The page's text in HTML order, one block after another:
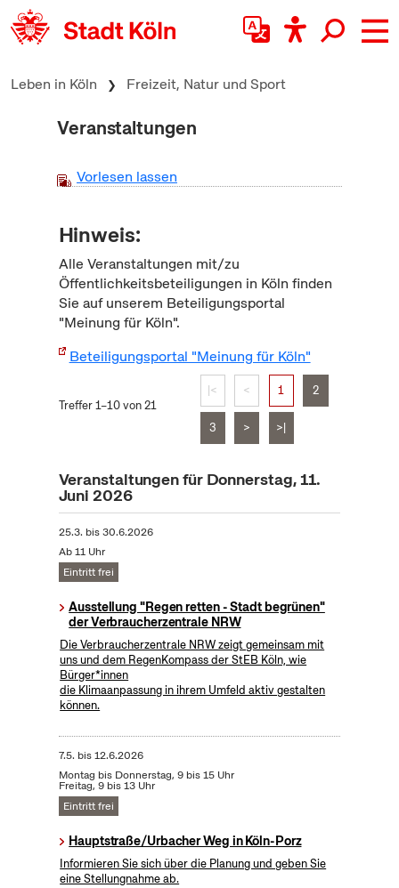
zum Inhalt springen
Leben in Köln Freizeit, Natur und Sport
Veranstaltungen
Vorlesen lassen
Hinweis:
Alle Veranstaltungen mit/zu
Öffentlichkeitsbeteiligungen in Köln finden
Sie auf unserem Beteiligungsportal
"Meinung für Köln".
Beteiligungsportal "Meinung für Köln"
Treffer 1–10 von 21
|< < 1 2
3 > >|
Veranstaltungen für Donnerstag, 11.
Juni 2026
25.3. bis30.6.2026
Ab 11 Uhr
Eintritt frei
Ausstellung "Regen retten - Stadt begrünen"
der Verbraucherzentrale NRW
Die Verbraucherzentrale NRW zeigt gemeinsam mit
uns und dem RegenKompass der StEB Köln, wie
Bürger*innen
die Klimaanpassung in ihrem Umfeld aktiv gestalten
können.
7.5. bis12.6.2026
Montag bis Donnerstag, 9 bis 15 Uhr
Freitag, 9 bis 13 Uhr
Eintritt frei
Hauptstraße/Urbacher Weg in Köln-Porz
Informieren Sie sich über die Planung und geben Sie
eine Stellungnahme ab.